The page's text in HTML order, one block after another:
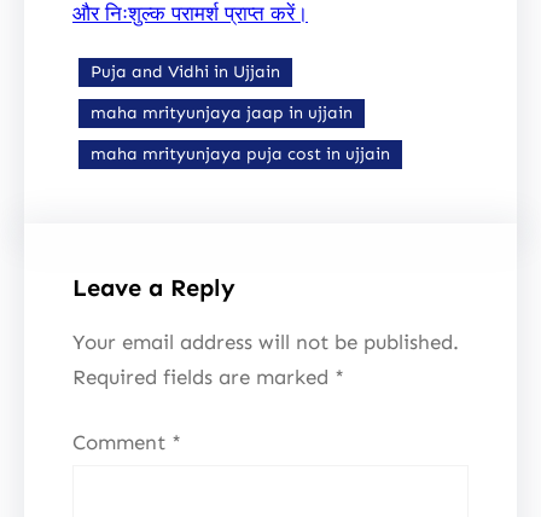
और निःशुल्क परामर्श प्राप्त करें।
Puja and Vidhi in Ujjain
maha mrityunjaya jaap in ujjain
maha mrityunjaya puja cost in ujjain
Leave a Reply
Your email address will not be published.
Required fields are marked *
Comment *